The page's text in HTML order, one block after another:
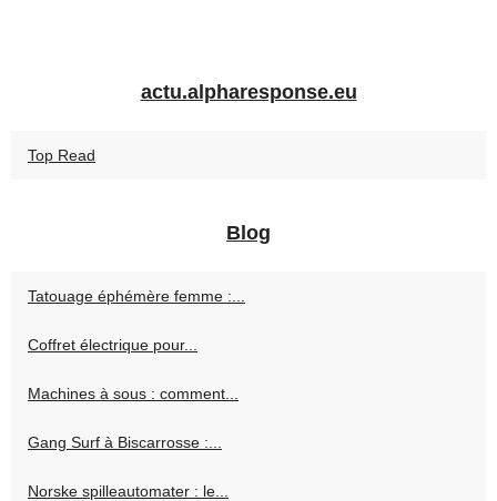
actu.alpharesponse.eu
Top Read
Blog
Tatouage éphémère femme :...
Coffret électrique pour...
Machines à sous : comment...
Gang Surf à Biscarrosse :...
Norske spilleautomater : le...